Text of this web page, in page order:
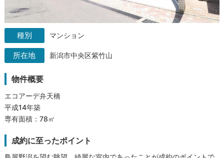
マンション
新潟市中央区紫竹山
物件概要
エコアーデ弁天橋
平成14年築
専有面積：78㎡
成約に至ったポイント